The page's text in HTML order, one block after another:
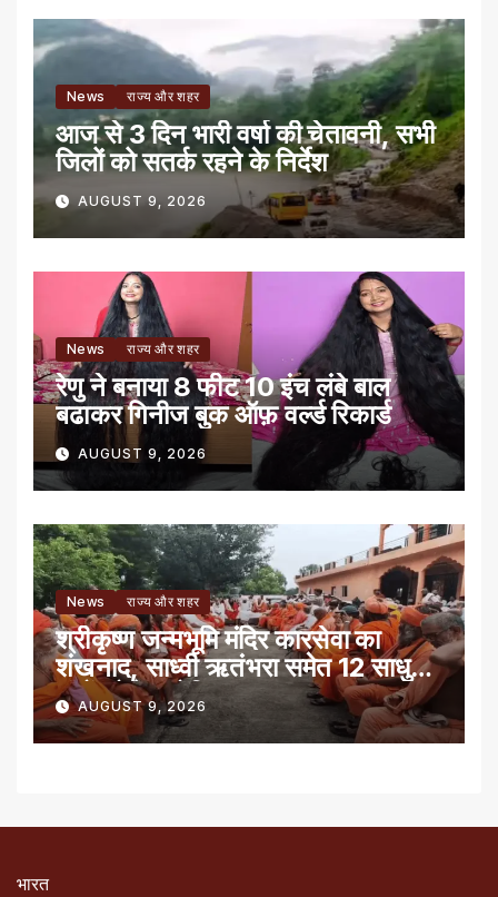
News राज्य और शहर
आज से 3 दिन भारी वर्षा की चेतावनी, सभी
जिलों को सतर्क रहने के निर्देश
AUGUST 9, 2026
News राज्य और शहर
रेणु ने बनाया 8 फीट 10 इंच लंबे बाल
बढाकर गिनीज बुक ऑफ़ वर्ल्ड रिकार्ड
AUGUST 9, 2026
News राज्य और शहर
श्रीकृष्ण जन्मभूमि मंदिर कारसेवा का
शंखनाद, साध्वी ऋतंभरा समेत 12 साधु-
संतों को रेड नोटिस
AUGUST 9, 2026
भारत